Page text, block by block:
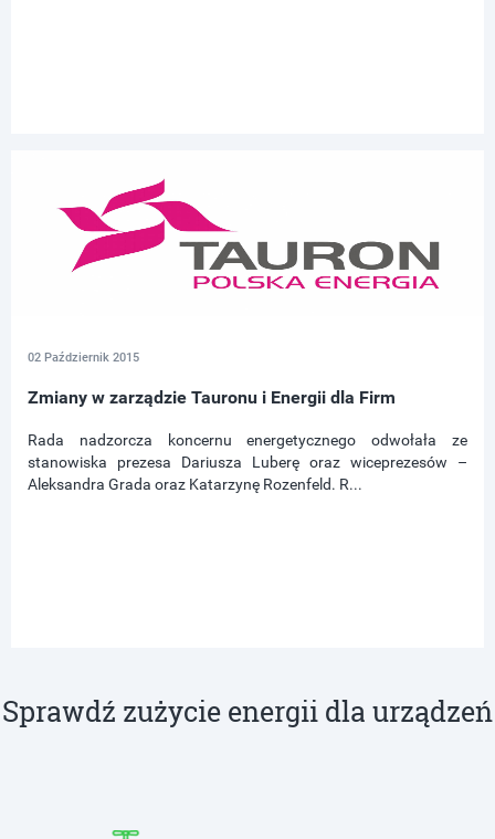
02 Październik 2015
Zmiany w zarządzie Tauronu i Energii dla Firm
Rada nadzorcza koncernu energetycznego odwołała ze
stanowiska prezesa Dariusza Luberę oraz wiceprezesów –
Aleksandra Grada oraz Katarzynę Rozenfeld. R...
Sprawdź zużycie energii dla urządzeń